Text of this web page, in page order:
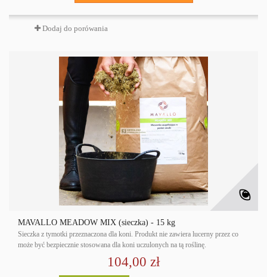
Dodaj do porówania
MAVALLO MEADOW MIX (sieczka) - 15 kg
Sieczka z tymotki przeznaczona dla koni. Produkt nie zawiera lucerny przez co
może być bezpiecznie stosowana dla koni uczulonych na tą roślinę.
104,00 zł